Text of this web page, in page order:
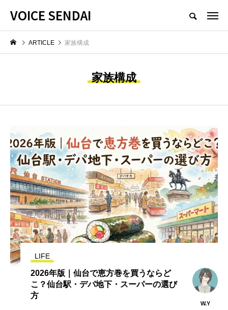
VOICE SENDAI
ARTICLE 家族構成
家族構成
LIFE
2026年版｜仙台で恵方巻を買うならど
こ？仙台駅・デパ地下・スーパーの選び
方
W.Y